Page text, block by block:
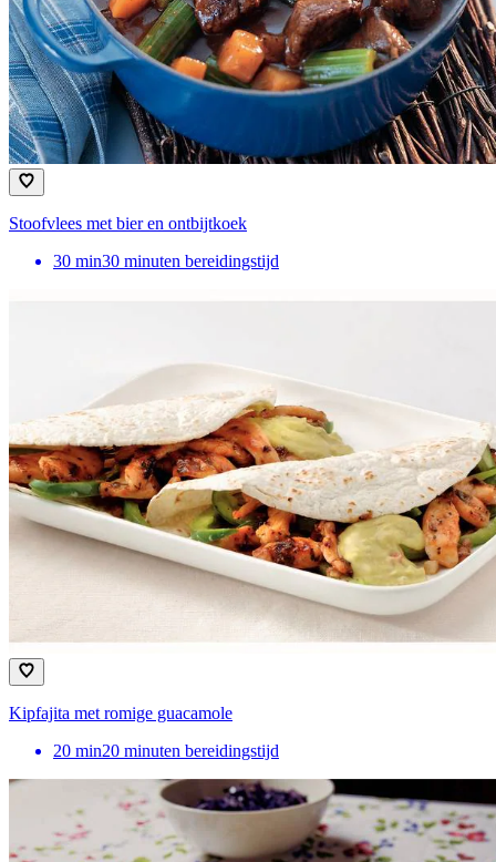
Stoofvlees met bier en ontbijtkoek
30 min30 minuten bereidingstijd
Kipfajita met romige guacamole
20 min20 minuten bereidingstijd